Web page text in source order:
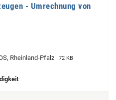
- Umrechnung von
Rheinland-Pfalz 72 KB